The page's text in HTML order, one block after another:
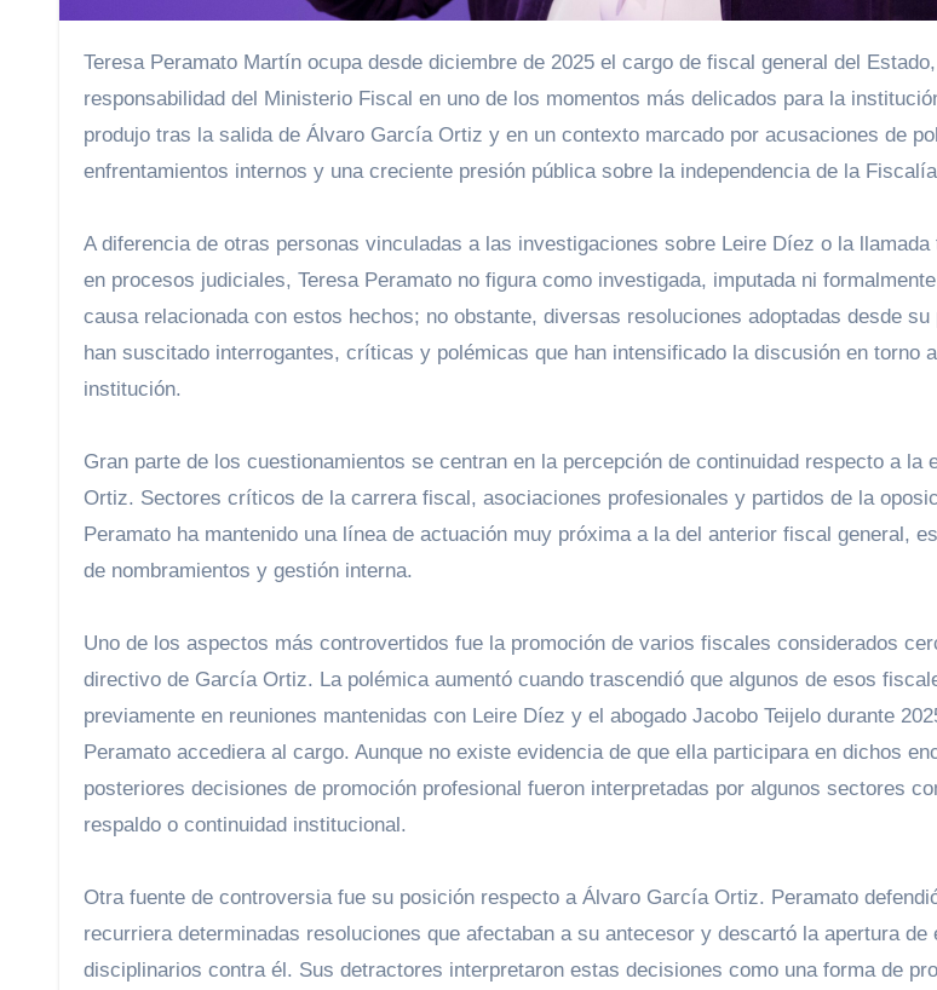
Teresa Peramato Martín ocupa desde diciembre de 2025 el cargo de fiscal general del Estado, llegando a la máxima
responsabilidad del Ministerio Fiscal en uno de los momentos más delicados para la
produjo tras la salida de Álvaro García Ortiz y en un contexto marcado por acusaciones de
enfrentamientos internos y una creciente presión pública sobre la independencia de la
A diferencia de otras personas vinculadas a las investigaciones sobre Leire Díez o la
en procesos judiciales, Teresa Peramato no figura como investigada, imputada ni
causa relacionada con estos hechos; no obstante, diversas resoluciones adoptadas desde
han suscitado interrogantes, críticas y polémicas que han intensificado la discusión en torno
institución.
Gran parte de los cuestionamientos se centran en la percepción de continuidad respecto a la
Ortiz. Sectores críticos de la carrera fiscal, asociaciones profesionales y partidos de la
Peramato ha mantenido una línea de actuación muy próxima a la del anterior fiscal general,
de nombramientos y gestión interna.
Uno de los aspectos más controvertidos fue la promoción de varios fiscales considerados
directivo de García Ortiz. La polémica aumentó cuando trascendió que algunos de esos
previamente en reuniones mantenidas con Leire Díez y el abogado Jacobo Teijelo durante
Peramato accediera al cargo. Aunque no existe evidencia de que ella participara en dichos
posteriores decisiones de promoción profesional fueron interpretadas por algunos sectores
respaldo o continuidad institucional.
Otra fuente de controversia fue su posición respecto a Álvaro García Ortiz. Peramato
recurriera determinadas resoluciones que afectaban a su antecesor y descartó la apertura de
disciplinarios contra él. Sus detractores interpretaron estas decisiones como una forma de